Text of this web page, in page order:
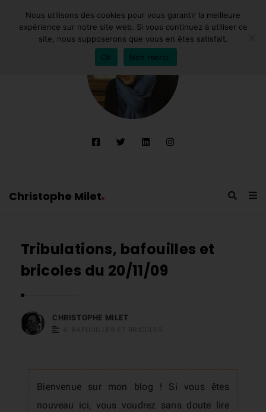
Christophe Milet
Tribulations, bafouilles et
bricoles du 20/11/09
CHRISTOPHE MILET
Bienvenue sur mon blog ! Si vous êtes
nouveau ici, vous voudrez sans doute lire
Nous utilisons des cookies pour vous garantir la meilleure
expérience sur notre site web. Si vous continuez à utiliser ce
site, nous supposerons que vous en êtes satisfait.
Ok
Non merci.